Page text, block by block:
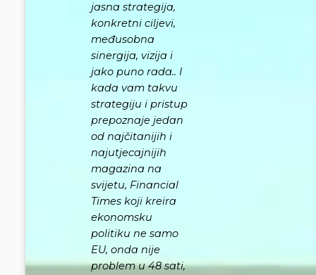
jasna strategija,
konkretni ciljevi,
međusobna
sinergija, vizija i
jako puno rada.. I
kada vam takvu
strategiju i pristup
prepoznaje jedan
od najčitanijih i
najutjecajnijih
magazina na
svijetu, Financial
Times koji kreira
ekonomsku
politiku ne samo
EU, onda nije
problem u 48 sati,